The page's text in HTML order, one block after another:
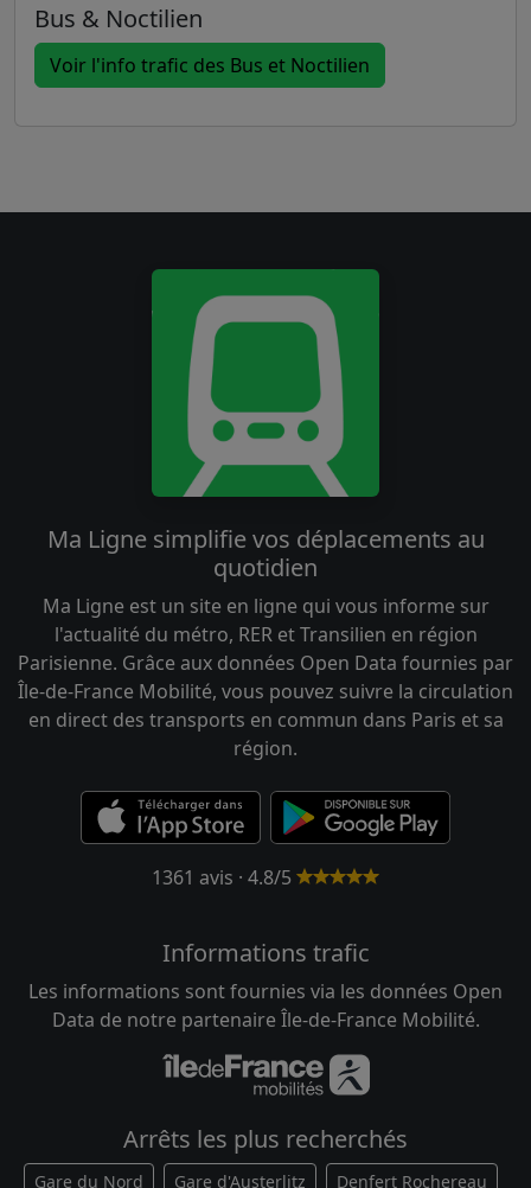
Bus & Noctilien
Voir l'info trafic des Bus et Noctilien
Ma Ligne simplifie vos déplacements au
quotidien
Ma Ligne est un site en ligne qui vous informe sur
l'actualité du métro, RER et Transilien en région
Parisienne. Grâce aux données Open Data fournies par
Île-de-France Mobilité, vous pouvez suivre la circulation
en direct des transports en commun dans Paris et sa
région.
1361 avis · 4.8/5
Informations trafic
Les informations sont fournies via les données Open
Data de notre partenaire Île-de-France Mobilité.
Arrêts les plus recherchés
Gare du Nord Gare d'Austerlitz Denfert Rochereau